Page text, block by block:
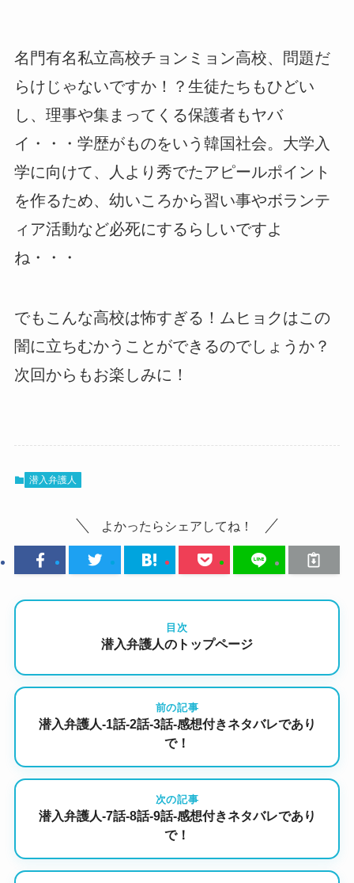
名門有名私立高校チョンミョン高校、問題だ
らけじゃないですか！？生徒たちもひどい
し、理事や集まってくる保護者もヤバ
イ・・・学歴がものをいう韓国社会。大学入
学に向けて、人より秀でたアピールポイント
を作るため、幼いころから習い事やボランテ
ィア活動など必死にするらしいですよ
ね・・・
でもこんな高校は怖すぎる！ムヒョクはこの
闇に立ちむかうことができるのでしょうか？
次回からもお楽しみに！
潜入弁護人
よかったらシェアしてね！
目次
潜入弁護人のトップページ
前の記事
潜入弁護人-1話-2話-3話-感想付きネタバレであり
で！
次の記事
潜入弁護人-7話-8話-9話-感想付きネタバレであり
で！